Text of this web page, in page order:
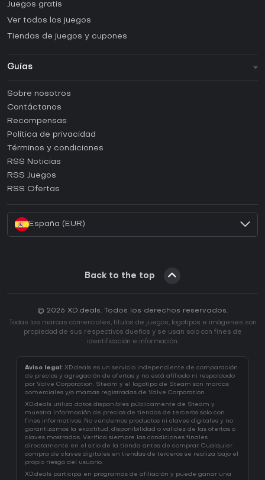
Juegos gratis
Ver todos los juegos
Tiendas de juegos y cupones
Guías
Guías y tutoriales
¿Cómo activar una CD Key de Steam?
¿Cómo activar una CD Key de Epic Games?
¿Cómo activar una CD Key de GOG?
¿Cómo activar una CD Key de Ubisoft Connect?
Sobre nosotros
Contáctanos
Recompensas
Política de privacidad
Términos y condiciones
RSS Noticias
RSS Juegos
RSS Ofertas
España (EUR)
Back to the top
© 2026 XD.deals. Todos los derechos reservados.
Todas las marcas comerciales, títulos de juegos, logotipos e imágenes son
propiedad de sus respectivos dueños y se usan solo con fines de
identificación e información.
Aviso legal: XD.deals es un servicio independiente de comparación
de precios y agregación de ofertas y no está afiliado ni respaldado
por Valve Corporation. Steam y el logotipo de Steam son marcas
comerciales y/o marcas registradas de Valve Corporation.
XD.deals utiliza datos disponibles públicamente de Steam y
muestra información de precios de tiendas de terceros solo con
fines informativos. No vendemos productos ni claves digitales y no
garantizamos la exactitud, disponibilidad o validez de las ofertas o
claves mostradas. Verifica siempre las condiciones finales
directamente en el sitio de la tienda antes de comprar. Cualquier
compra de claves digitales en tiendas de terceros se realiza bajo el
propio riesgo del usuario.
XD.deals participa en programas de afiliación y puede ganar una